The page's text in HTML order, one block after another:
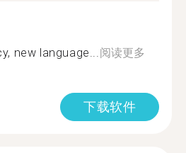
new language...阅读更多
下载软件